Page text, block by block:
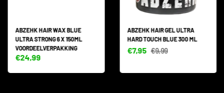
ABZEHK HAIR WAX BLUE
ULTRA STRONG 6 X 150ML
VOORDEELVERPAKKING
€24,99
ABZEHK HAIR GEL ULTRA
HARD TOUCH BLUE 300 ML
€7,95 €9,99